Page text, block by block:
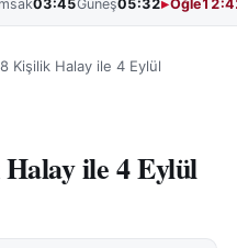
03:45Güneş05:32 Öğle
Kişilik Halay ile 4 Eylül
ile 4 Eylül